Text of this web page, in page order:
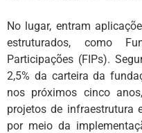
No lugar, entram
estruturados, como
Participações (FIPs).
2,5% da carteira da
nos próximos cinco
projetos de infraestrutura
por meio da